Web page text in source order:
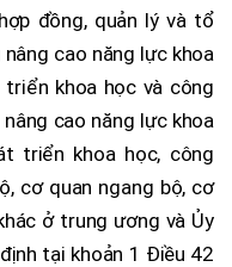
đồng, quản lý và tổ
cao năng lực khoa
khoa học và công
cao năng lực khoa
triển khoa học, công
cơ quan ngang bộ, cơ
ở trung ương và Ủy
tại khoản 1 Điều 42